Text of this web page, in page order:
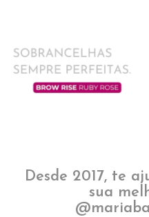
Desde 2017, te
sua